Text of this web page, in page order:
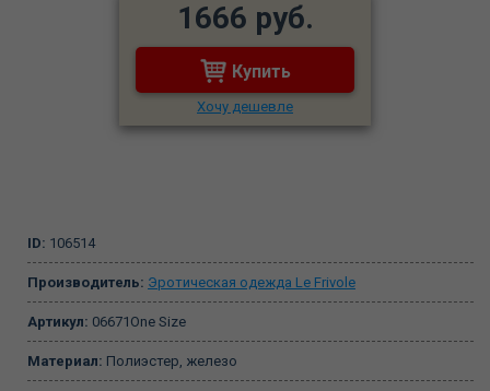
1666 руб.
Купить
Хочу дешевле
ID: 106514
Производитель: Эротическая одежда Le Frivole
Артикул: 06671One Size
Материал: Полиэстер, железо